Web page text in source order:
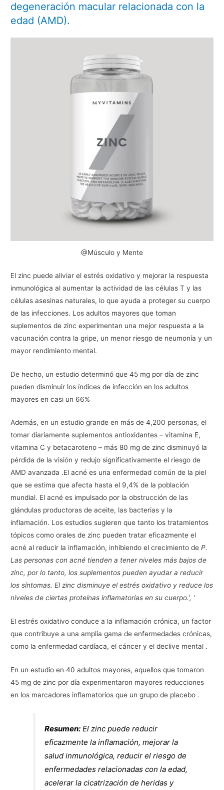
degeneración macular relacionada con la
edad (AMD).
@Músculo y Mente
El zinc puede aliviar el estrés oxidativo y mejorar la respuesta
inmunológica al aumentar la actividad de las células T y las
células asesinas naturales, lo que ayuda a proteger su cuerpo
de las infecciones. Los adultos mayores que toman
suplementos de zinc experimentan una mejor respuesta a la
vacunación contra la gripe, un menor riesgo de neumonía y un
mayor rendimiento mental.
De hecho, un estudio determinó que 45 mg por día de zinc
pueden disminuir los índices de infección en los adultos
mayores en casi un 66%
Además, en un estudio grande en más de 4,200 personas, el
tomar diariamente suplementos antioxidantes – vitamina E,
vitamina C y betacaroteno – más 80 mg de zinc disminuyó la
pérdida de la visión y redujo significativamente el riesgo de
AMD avanzada .El acné es una enfermedad común de la piel
que se estima que afecta hasta el 9,4% de la población
mundial. El acné es impulsado por la obstrucción de las
glándulas productoras de aceite, las bacterias y la
inflamación. Los estudios sugieren que tanto los tratamientos
tópicos como orales de zinc pueden tratar eficazmente el
acné al reducir la inflamación, inhibiendo el crecimiento deP.
Las personas con acné tienden a tener niveles más bajos de
zinc, por lo tanto, los suplementos pueden ayudar a reducir
los síntomas. El zinc disminuye el estrés oxidativo y reduce los
niveles de ciertas proteínas inflamatorias en su cuerpo.’, ‘
El estrés oxidativo conduce a la inflamación crónica, un factor
que contribuye a una amplia gama de enfermedades crónicas,
como la enfermedad cardíaca, el cáncer y el declive mental .
En un estudio en 40 adultos mayores, aquellos que tomaron
45 mg de zinc por día experimentaron mayores reducciones
en los marcadores inflamatorios que un grupo de placebo .
Resumen: El zinc puede reducir
eficazmente la inflamación, mejorar la
salud inmunológica, reducir el riesgo de
enfermedades relacionadas con la edad,
acelerar la cicatrización de heridas y